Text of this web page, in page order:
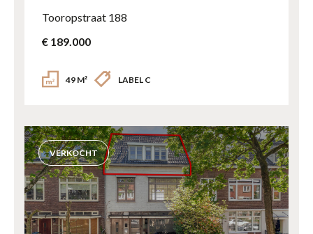
Tooropstraat 188
€ 189.000
49 M² LABEL C
VERKOCHT